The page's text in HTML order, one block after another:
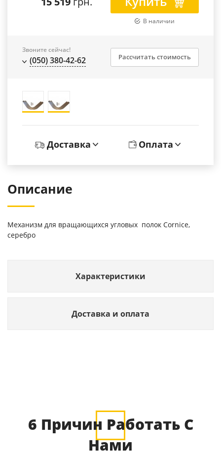
В наличии
Звоните сейчас!
(050) 380-42-62 Рассчитать стоимость
Доставка Оплата
Описание
Механизм для вращающихся угловых полок Cornice,
серебро
Характеристики
Доставка и оплата
6 Причин Работать С
Нами